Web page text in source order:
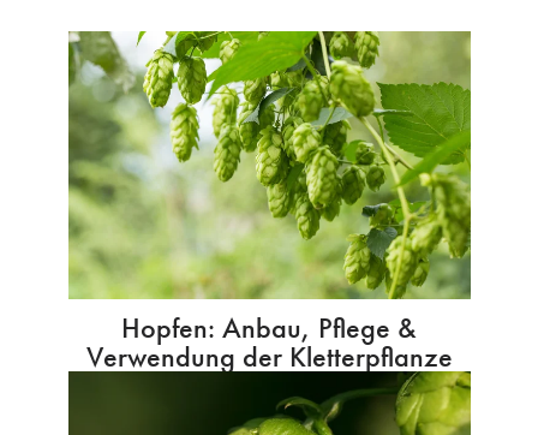
Hopfen: Anbau, Pflege &
Verwendung der Kletterpflanze